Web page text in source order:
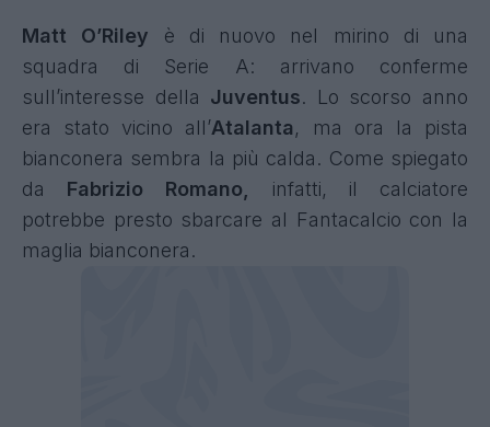
Matt O’Riley è di nuovo nel mirino di una
squadra di Serie A: arrivano conferme
sull’interesse della Juventus. Lo scorso anno
era stato vicino all’Atalanta, ma ora la pista
bianconera sembra la più calda. Come spiegato
da Fabrizio Romano, infatti, il calciatore
potrebbe presto sbarcare al Fantacalcio con la
maglia bianconera.